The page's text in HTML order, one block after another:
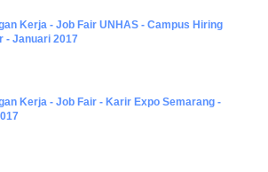
Kerja - Job Fair UNHAS - Campus Hiring
- Januari 2017
Kerja - Job Fair - Karir Expo Semarang -